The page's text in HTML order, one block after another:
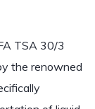
TSA 30/3
the renowned